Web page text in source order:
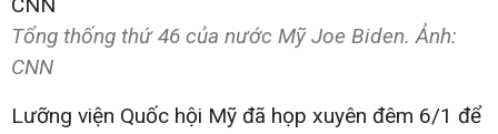
Tổng thống thứ 46 của nước Mỹ Joe Biden. Ảnh:
CNN
Lưỡng viện Quốc hội Mỹ đã họp xuyên đêm 6/1 để